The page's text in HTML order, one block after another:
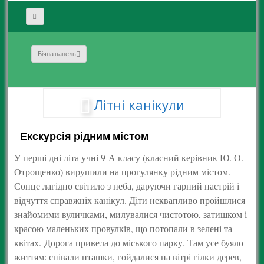
Бічна панель
Літні канікули
Екскурсія рідним містом
У перші дні літа учні 9-А класу (класний керівник Ю. О.
Отрощенко) вирушили на прогулянку рідним містом.
Сонце лагідно світило з неба, даруючи гарний настрій і
відчуття справжніх канікул. Діти неквапливо пройшлися
знайомими вуличками, милувалися чистотою, затишком і
красою маленьких провулків, що потопали в зелені та
квітах. Дорога привела до міського парку. Там усе буяло
життям: співали пташки, гойдалися на вітрі гілки дерев,